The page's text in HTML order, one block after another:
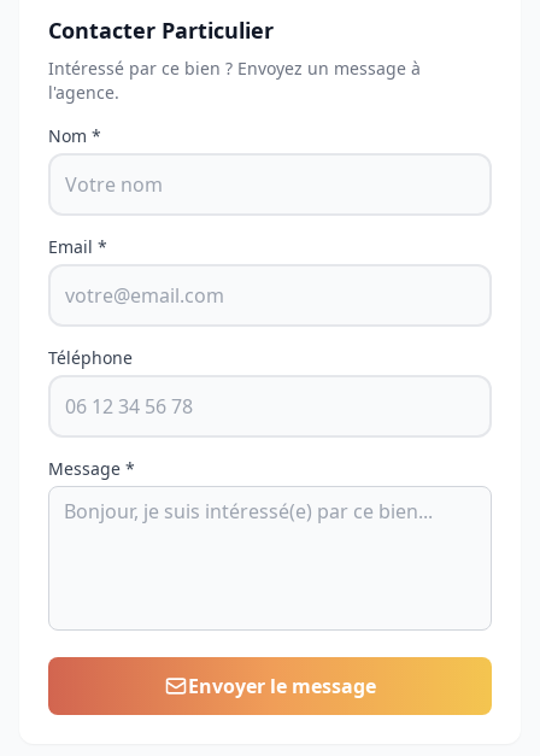
Contacter Particulier
Intéressé par ce bien ? Envoyez un message à
l'agence.
Nom *
Email *
Téléphone
Message *
Envoyer le message